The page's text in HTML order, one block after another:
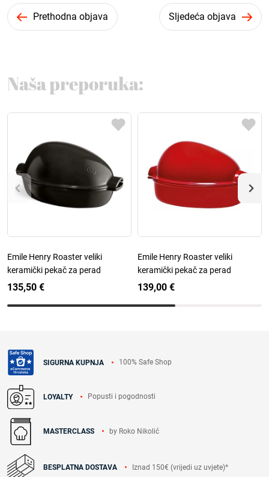
Prethodna objava Sljedeća objava
Naša preporuka:
Emile Henry Roaster veliki
keramički pekač za perad
135,50 €
Emile Henry Roaster veliki
keramički pekač za perad
139,00 €
SIGURNA KUPNJA 100% Safe Shop
LOYALTY Popusti i pogodnosti
MASTERCLASS by Roko Nikolić
BESPLATNA DOSTAVA Iznad 150€ (vrijedi uz uvjete)*